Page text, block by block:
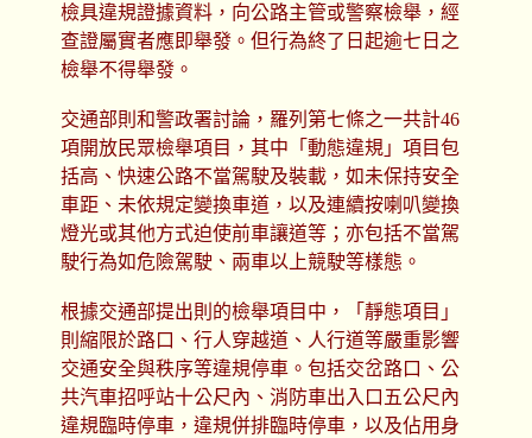
檢具違規證據資料，向公路主管或警察檢舉，經
查證屬實者應即舉發。但行為終了日起逾七日之
檢舉不得舉發。
交通部則和警政署討論，羅列第七條之一共計46
項開放民眾檢舉項目，其中「動態違規」項目包
括高、快速公路不當駕駛及裝載，如未保持安全
車距、未依規定變換車道，以及連續按喇叭變換
燈光或其他方式迫使前車讓道等；亦包括不當駕
駛行為如危險駕駛、兩車以上競駛等樣態。
根據交通部提出則的檢舉項目中，「靜態項目」
則縮限於路口、行人穿越道、人行道等嚴重影響
交通安全與秩序等違規停車。包括交岔路口、公
共汽車招呼站十公尺內、消防車出入口五公尺內
違規臨時停車，違規併排臨時停車，以及佔用身